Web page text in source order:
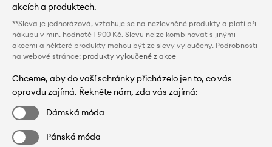
akcích a produktech.
**Sleva je jednorázová, vztahuje se na nezlevněné produkty a platí při
nákupu v min. hodnotě 1 900 Kč. Slevu nelze kombinovat s jinými
akcemi a některé produkty mohou být ze slevy vyloučeny. Podrobnosti
na webové stránce: produkty vyloučené z akce
Chceme, aby do vaší schránky přicházelo jen to, co vás
opravdu zajímá. Řekněte nám, zda vás zajímá:
Dámská móda
Pánská móda